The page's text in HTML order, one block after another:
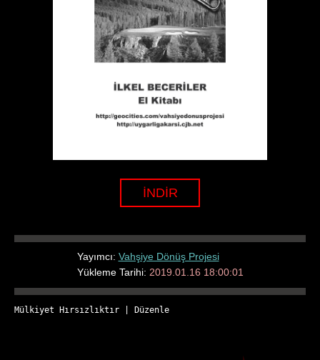
İNDİR
Yayımcı: Vahşiye Dönüş Projesi
Yükleme Tarihi: 2019.01.16 18:00:01
Mülkiyet Hırsızlıktır Düzenle